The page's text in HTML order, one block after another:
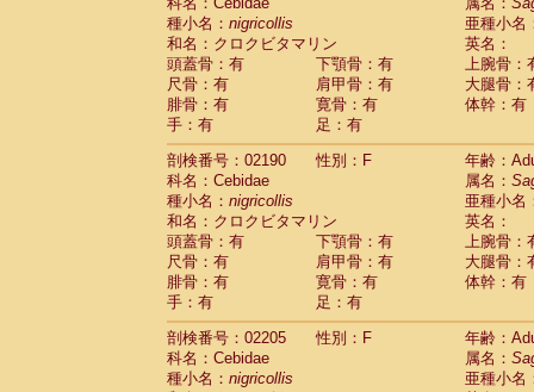
Cercopithecidae Piliocolobus badius
Cercopithecidae Kasi senex vetulus
CercopithecidaeKasi senex
CercopithecidaeNasalis larvatus(0)
CercopithecidaePresbytes
CercopithecidaePygathrix nemaeus
CercopithecidaeSemnopithecus
Cercopithecidae
Trachypithecus
Cercopithecidae
Trachypithecus
Cercopithecidae
Trachypithecus
CercopithecidaeTrachypithecus
CercopithecidaeColobinae spp.(0)
CercopithecidaePresbytesinaespp.(0)
CercopithecidaeCercopithecidae
HylobatidaeHoolock hoolock(1)
HylobatidaeHylobates agilis
Hylobatidae (0)
種小名： nigricollis
亜種小名
和名：クロクビタマリン
英名：
頭蓋骨：有
下顎骨：有
上腕骨：
尺骨：有
肩甲骨：有
大腿骨：
腓骨：有
寛骨：有
体幹：有
手：有
足：有
剖検番号：02190
性別：F
年齢：
科名：Cebidae
属名：
種小名： nigricollis
亜種小名
和名：クロクビタマリン
英名：
頭蓋骨：有
下顎骨：有
上腕骨：
尺骨：有
肩甲骨：有
大腿骨：
腓骨：有
寛骨：有
体幹：有
手：有
足：有
剖検番号：02205
性別：F
年齢：
科名：Cebidae
属名：
種小名： nigricollis
亜種小名